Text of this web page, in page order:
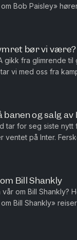
og gjort
TV-opptak
for more
Bob Paisley»
hvordan ...
bør vi være?
gikk fra glimrende til
vi med oss fra
og hvem har
og salg av
tar for seg siste nytt
ventet på Inter.
FSG h...
Bill Shankly
om Bill Shankly?
Bill Shankly»
Der ...